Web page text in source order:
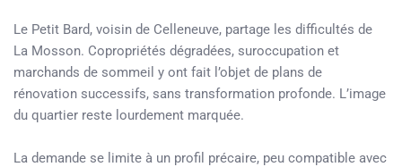
Le Petit Bard, voisin de Celleneuve, partage les difficultés de
La Mosson. Copropriétés dégradées, suroccupation et
marchands de sommeil y ont fait l’objet de plans de
rénovation successifs, sans transformation profonde. L’image
du quartier reste lourdement marquée.
La demande se limite à un profil précaire, peu compatible avec